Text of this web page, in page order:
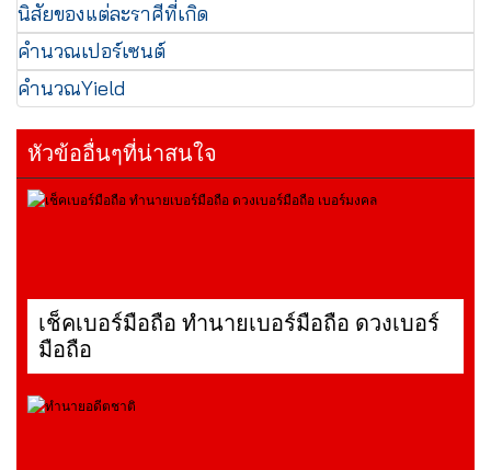
นิสัยของแต่ละราศีที่เกิด
คำนวณเปอร์เซนต์
คำนวณYield
หัวข้ออื่นๆที่น่าสนใจ
เช็คเบอร์มือถือ ทำนายเบอร์มือถือ ดวงเบอร์
มือถือ